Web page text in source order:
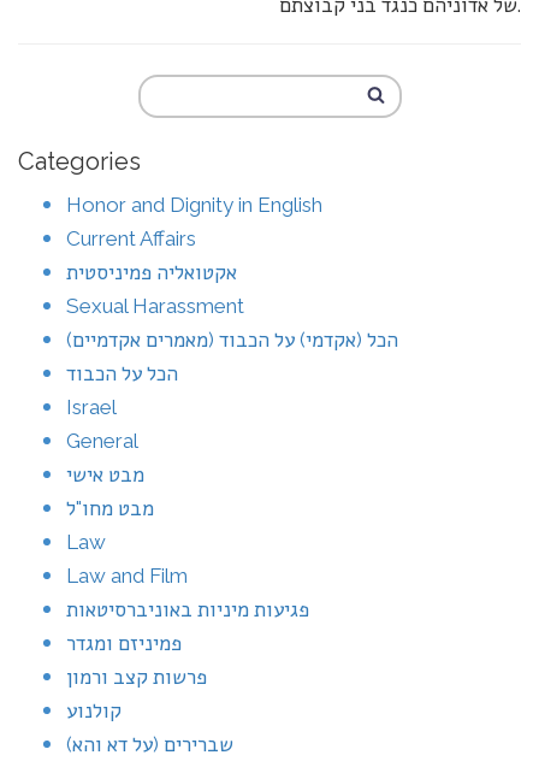
של אדוניהם כנגד בני קבוצתם.
Categories
Honor and Dignity in English
Current Affairs
אקטואליה פמיניסטית
Sexual Harassment
הכל (אקדמי) על הכבוד (מאמרים אקדמיים)
הכל על הכבוד
Israel
General
מבט אישי
מבט מחו"ל
Law
Law and Film
פגיעות מיניות באוניברסיטאות
פמיניזם ומגדר
פרשות קצב ורמון
קולנוע
שברירים (על דא והא)